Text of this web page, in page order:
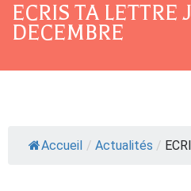
ECRIS TA LETTRE
DECEMBRE
Accueil / Actualités /